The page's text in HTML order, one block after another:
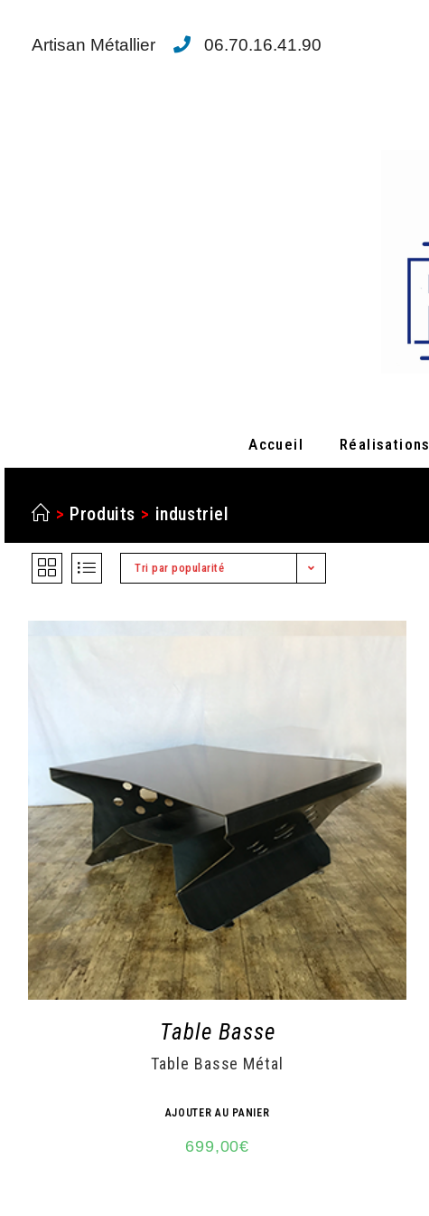
Artisan Métallier 06.70.16.41.90
Accueil Réalisations
> Produits > industriel
Tri par popularité
Table Basse
Table Basse Métal
AJOUTER AU PANIER
699,00€